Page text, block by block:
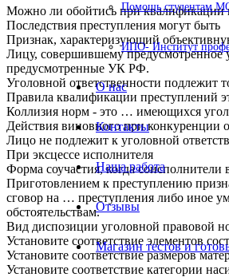
Помощь студентам
ИПО- Институт
О нас
Контакты
Наша работа
Отзывы
Магазин тестов и
Можно ли обойтись при
Последствия преступления могут быть
Признак, характеризующий
Лицу, совершившему предусмотренное
предусмотренные УК РФ.
Уголовной ответственности подлежит
Правила квалификации преступлений
Коллизия норм - это … имеющихся
Действия виновного при
Лицо не подлежит к уголовной
При эксцессе исполнителя
Форма соучастия, когда
Приготовлением к преступлению
сговор на … преступления либо иное
обстоятельствам.
Вид диспозиции уголовной правовой
Установите соответствие элементов
Установите соответствие размеров
Установите соответствие категории